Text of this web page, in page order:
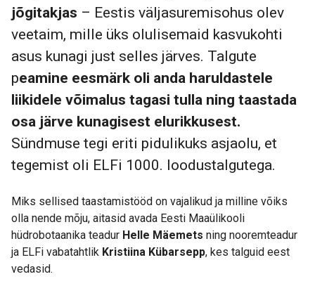
jõgitakjas – Eestis väljasuremisohus olev
veetaim, mille üks olulisemaid kasvukohti
asus kunagi just selles järves. Talgute
peamine eesmärk oli anda haruldastele
liikidele võimalus tagasi tulla ning taastada
osa järve kunagisest elurikkusest.
Sündmuse tegi eriti pidulikuks asjaolu, et
tegemist oli ELFi 1000. loodustalgutega.
Miks sellised taastamistööd on vajalikud ja milline võiks
olla nende mõju, aitasid avada Eesti Maaülikooli
hüdrobotaanika teadur Helle Mäemets ning nooremteadur
ja ELFi vabatahtlik Kristiina Kübarsepp, kes talguid eest
vedasid.